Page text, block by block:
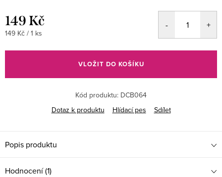
149 Kč
Měrná
149 Kč / 1 ks
VLOŽIT DO KOŠÍKU
Kód produktu: DCB064
Dotaz k produktu
Hlídací pes Sdílet
Popis produktu
Hodnocení (1)